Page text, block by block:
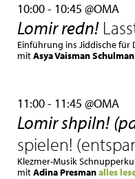
10:00 - 10:45 @OMA
Lomir redn!
Einführung ins Jiddische für
mitAsya Vaisman Schulman
11:00 - 11:45 @OMA
Lomir shpiln!
spielen!
Klezmer-Musik
mitAdina Presmanalles